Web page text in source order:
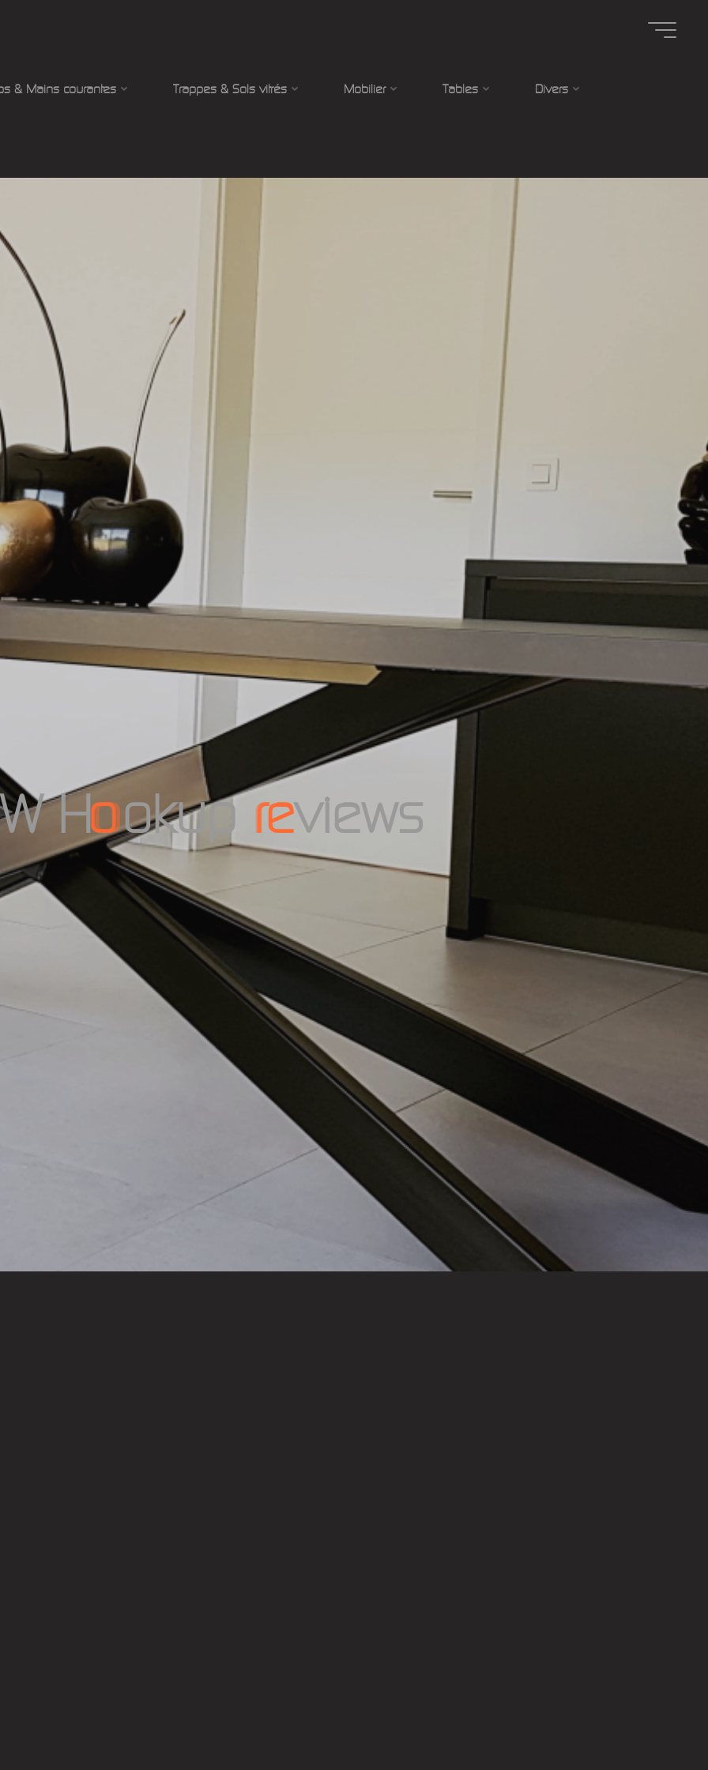
& Mains courantes Trappes & Sols vitrés Mobilier Tables Divers
W Hookup reviews